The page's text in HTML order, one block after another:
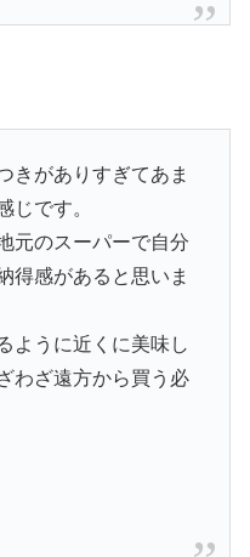
きがありすぎてあま
じです。
元のスーパーで自分
得感があると思いま
ように近くに美味し
わざ遠方から買う必